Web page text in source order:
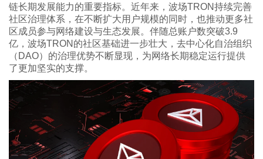
链长期发展能力的重要指标。近年来，波场TRON持续完善
社区治理体系，在不断扩大用户规模的同时，也推动更多社
区成员参与网络建设与生态发展。伴随总账户数突破3.9
亿，波场TRON的社区基础进一步壮大，去中心化自治组织
（DAO）的治理优势不断显现，为网络长期稳定运行提供
了更加坚实的支撑。